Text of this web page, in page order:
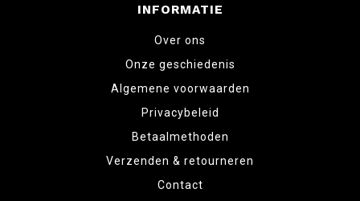
INFORMATIE
Over ons
Onze geschiedenis
Algemene voorwaarden
Privacybeleid
Betaalmethoden
Verzenden & retourneren
Contact